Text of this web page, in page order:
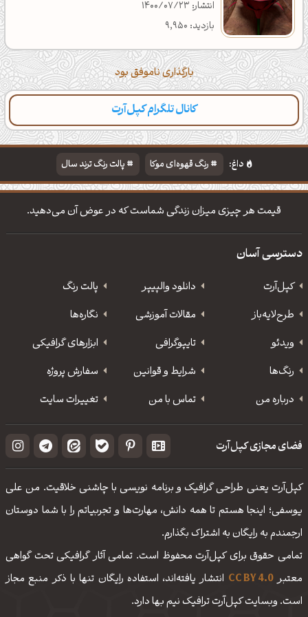
انتشار: 1400/07/23
بازدید: 9,950
بارگذاری ناموفق بود
کانال تلگرام کپل‌آرت
دسته‌بندی مطالب تازه تایپوگرافی پالت‌ها
داغ: رنگ قهوه‌ای موکا
پالت رنگ ترند سال
دانلود والپیپر مذهبی
تایپوگرافی شعر مولانا
قیمت هر چیزی میزان زندگی شماست که در عوض آن می‌دهید.
دسترسی آسان
کپل‌آرت دانلود‌ والپیپر
پالت رنگ
طرح‌لایه‌باز
مقالات آموزشی
نگاره‌ها
ویدئو
‌تایپوگرافی
ابزارهای گرافیکی
رنگ‌ها
شرایط و قوانین
سفارش پروژه
درباره من
تماس با من تغییرات سایت
فضای مجازی کپل‌آرت
کپل‌آرت یعنی طراحی گرافیک و برنامه نویسی با چاشنی خلاقیت. من علی
یوسفی؛ اینجا هستم تا همه دانش، مهارت‌‌ها و تجربیاتم را با شما دوستان
ارجمندم به رایگان به اشتراک بگذارم.
تمامی حقوق برای کپل‌آرت محفوظ است. تمامی آثار گرافیکی تحت گواهی
معتبرCC BY 4.0 انتشار یافته‌اند، استفاده رایگان تنها با ذکر منبع مجاز
است. وبسایت کپل‌آرت ترافیک نیم بها دارد.